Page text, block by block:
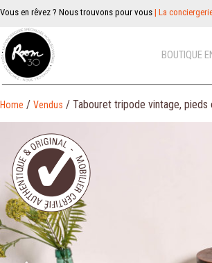
Vous en rêvez ? Nous trouvons pour vous | La
BOUTIQUE
Home / Vendus / Tabouret tripode vintage, pieds